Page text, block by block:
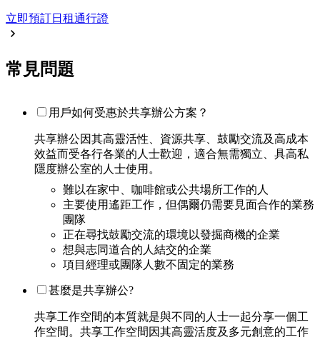
立即預訂日租通行證
常見問題
用戶如何受惠於共享辦公方案？
共享辦公因其高靈活性、資源共享、鼓勵交流及高成本
效益而受各行各業的人士歡迎，適合無需獨立、具高私
隱度辦公室的人士使用。
難以在家中、咖啡館或公共場所工作的人
主要使用遙距工作，但偶爾仍需要見面合作的業務
團隊
正在尋找鼓勵交流的環境以發掘商機的企業
想與志同道合的人結交的企業
項目經理或團隊人數不固定的業務
甚麼是共享辦公?
共享工作空間的本質就是與不同的人士一起分享一個工
作空間。共享工作空間因其高靈活度及多元創意的工作